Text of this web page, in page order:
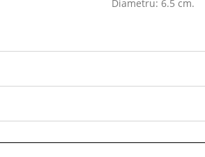
Diametru: 6.5 cm.